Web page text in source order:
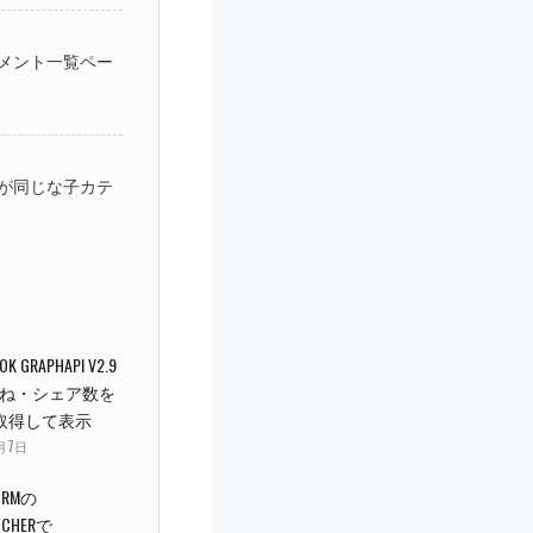
メント一覧ペー
が同じな子カテ
GRAPHAPI V2.9
・シェア数を
得して表示
7日
の
で